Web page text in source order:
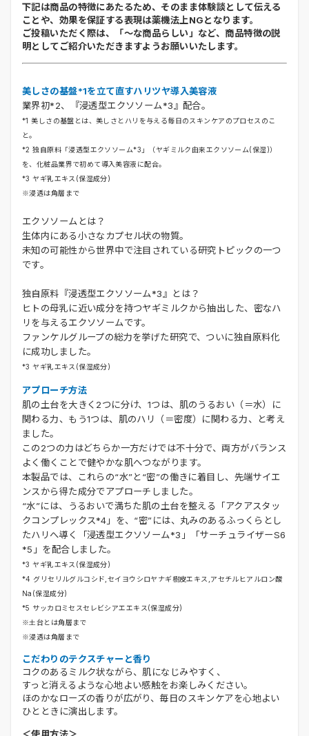
下記は商品の特徴にあたるため、そのまま体験談として伝える
ことや、効果を保証する表現は薬機法上NGとなります。
ご投稿いただく際は、「～な商品らしい」など、商品特徴の説
明としてご紹介いただきますようお願いいたします。
美しさの基盤*1を立て直すハリツヤ導入美容液
業界初*2、『浸透型エクソソーム*3』配合。
*1 美しさの基盤とは、美しさとハリを与える毎日のスキンケアのプロセスのこ
と。
*2 独自原料「浸透型エクソソーム*3」（ヤギミルク由来エクソソーム(保湿)）
を、化粧品業界で初めて導入美容液に配合。
*3 ヤギ乳エキス(保湿成分)
※浸透は角層まで
エクソソームとは？
生体内にある小さなカプセル状の物質。
未知の可能性から世界中で注目されている研究トピックの一つ
です。
独自原料『浸透型エクソソーム*3』とは？
ヒトの母乳に近い成分を持つヤギミルクから抽出した、密なハ
リを与えるエクソソームです。
ファンケルグループの総力を挙げた研究で、ついに独自原料化
に成功しました。
*3 ヤギ乳エキス(保湿成分)
アプローチ方法
肌の土台を大きく2つに分け、1つは、肌のうるおい（＝水）に
関わる力、もう1つは、肌のハリ（＝密度）に関わる力、と考え
ました。
この2つの力はどちらか一方だけでは不十分で、両方がバランス
よく働くことで健やかな肌へつながります。
本製品では、これらの“水”と“密”の働きに着目し、先端サイエ
ンスから得た成分でアプローチしました。
“水”には、うるおいで満ちた肌の土台を整える「アクアスタッ
クコンプレックス*4」を、“密”には、丸みのあるふっくらとし
たハリへ導く「浸透型エクソソーム*3」「サーチュライザーS6
*5」を配合しました。
*3 ヤギ乳エキス(保湿成分)
*4 グリセリルグルコシド,セイヨウシロヤナギ樹皮エキス,アセチルヒアルロン酸
Na(保湿成分)
*5 サッカロミセスセレビシアエエキス(保湿成分)
※土台とは角層まで
※浸透は角層まで
こだわりのテクスチャーと香り
コクのあるミルク状ながら、肌になじみやすく、
すっと消えるような心地よい感触をお楽しみください。
ほのかなローズの香りが広がり、毎日のスキンケアを心地よい
ひとときに演出します。
＜使用方法＞